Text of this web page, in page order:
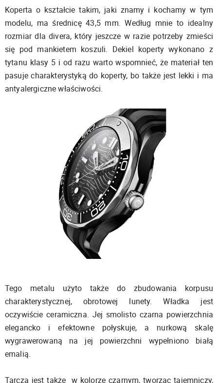
Koperta o kształcie takim, jaki znamy i kochamy w tym
modelu, ma średnicę 43,5 mm. Według mnie to idealny
rozmiar dla divera, który jeszcze w razie potrzeby zmieści
się pod mankietem koszuli. Dekiel koperty wykonano z
tytanu klasy 5 i od razu warto wspomnieć, że materiał ten
pasuje charakterystyką do koperty, bo także jest lekki i ma
antyalergiczne właściwości.
Tego metalu użyto także do zbudowania korpusu
charakterystycznej, obrotowej lunety. Władka jest
oczywiście ceramiczna. Jej smolisto czarna powierzchnia
elegancko i efektowne połyskuje, a nurkową skalę
wygrawerowaną na jej powierzchni wypełniono białą
emalią.
Tarcza jest także w kolorze czarnym, tworząc tajemniczy,